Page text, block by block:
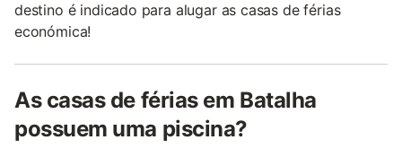
destino é indicado para alugar as casas de férias
económica!
As casas de férias em Batalha
possuem uma piscina?